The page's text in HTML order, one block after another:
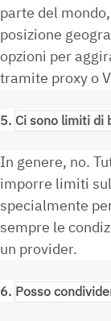
parte del
posizione
opzioni per
tramite proxy o
5. Ci sono limiti di
In genere, no.
imporre limiti
specialmente
sempre le
un provider.
6. Posso